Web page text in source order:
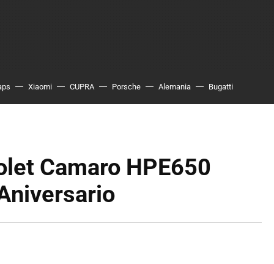
Xiaomi CUPRA Porsche Alemania Bugatti
Camaro HPE650